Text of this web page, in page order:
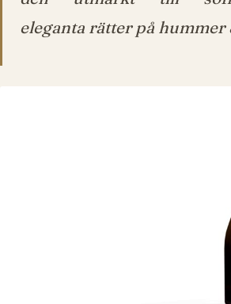
eleganta rätter på hummer